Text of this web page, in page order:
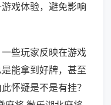
戏体验，避免影响
些玩家反映在游戏
能拿到好牌，甚至
怀疑是不是有挂？